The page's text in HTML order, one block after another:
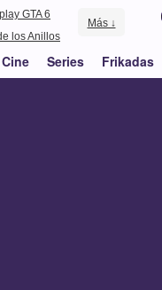
GTA 6
los Anillos
Más ↓
Cine Series Frikadas